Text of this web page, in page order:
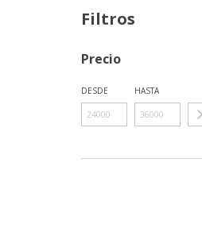
Filtros
Precio
DESDE HASTA